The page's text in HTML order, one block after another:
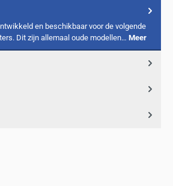
en beschikbaar voor de volgende
Dit zijn allemaal oude modellen… Meer